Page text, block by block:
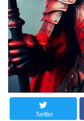
Twitter